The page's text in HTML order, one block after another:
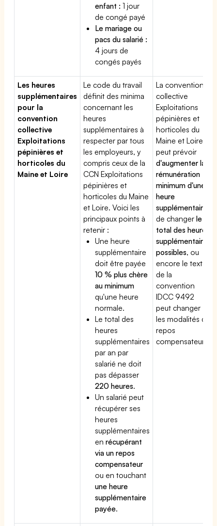
enfant : 1 jour
de congé payé
Le mariage ou
pacs du salarié :
4 jours de
congés payés
Les heures
supplémentaires
pour la
convention
collective
Exploitations
pépinières et
horticoles du
Maine et Loire
Le code du travail
définit des minima
concernant les
heures
supplémentaires à
respecter par tous
les employeurs, y
compris ceux de la
CCN Exploitations
pépinières et
horticoles du Maine
et Loire. Voici les
principaux points à
retenir :
Une heure
supplémentaire
doit être payée
10 % plus chère
au minimum
qu'une heure
normale.
Le total des
heures
supplémentaires
par an par
salarié ne doit
pas dépasser
220 heures.
Un salarié peut
récupérer ses
heures
supplémentaires
enrécupérant
via un repos
compensateur
ou en touchant
une heure
supplémentaire
payée.
La convention
collective
Exploitations
pépinières et
horticoles du
Maine et Loire
peut prévoir
d'augmenter la
rémunération
minimum d'une
heure
supplémentaire
de changerle
total des heures
supplémentaires
possibles, ou
encore le texte
de la
convention
IDCC 9492
peut changer
les modalités du
repos
compensateur.